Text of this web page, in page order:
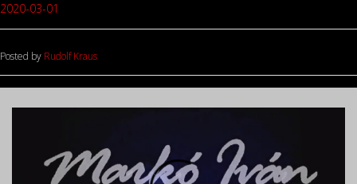
2020-03-01
Posted by Rudolf Kraus